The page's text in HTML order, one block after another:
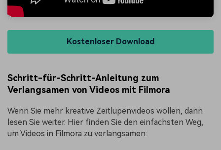
Kostenloser Download
Schritt-für-Schritt-Anleitung zum
Verlangsamen von Videos mit Filmora
Wenn Sie mehr kreative Zeitlupenvideos wollen, dann
lesen Sie weiter. Hier finden Sie den einfachsten Weg,
um Videos in Filmora zu verlangsamen: